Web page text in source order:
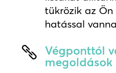
tükrözik az
hatással

Végponttól
megoldások